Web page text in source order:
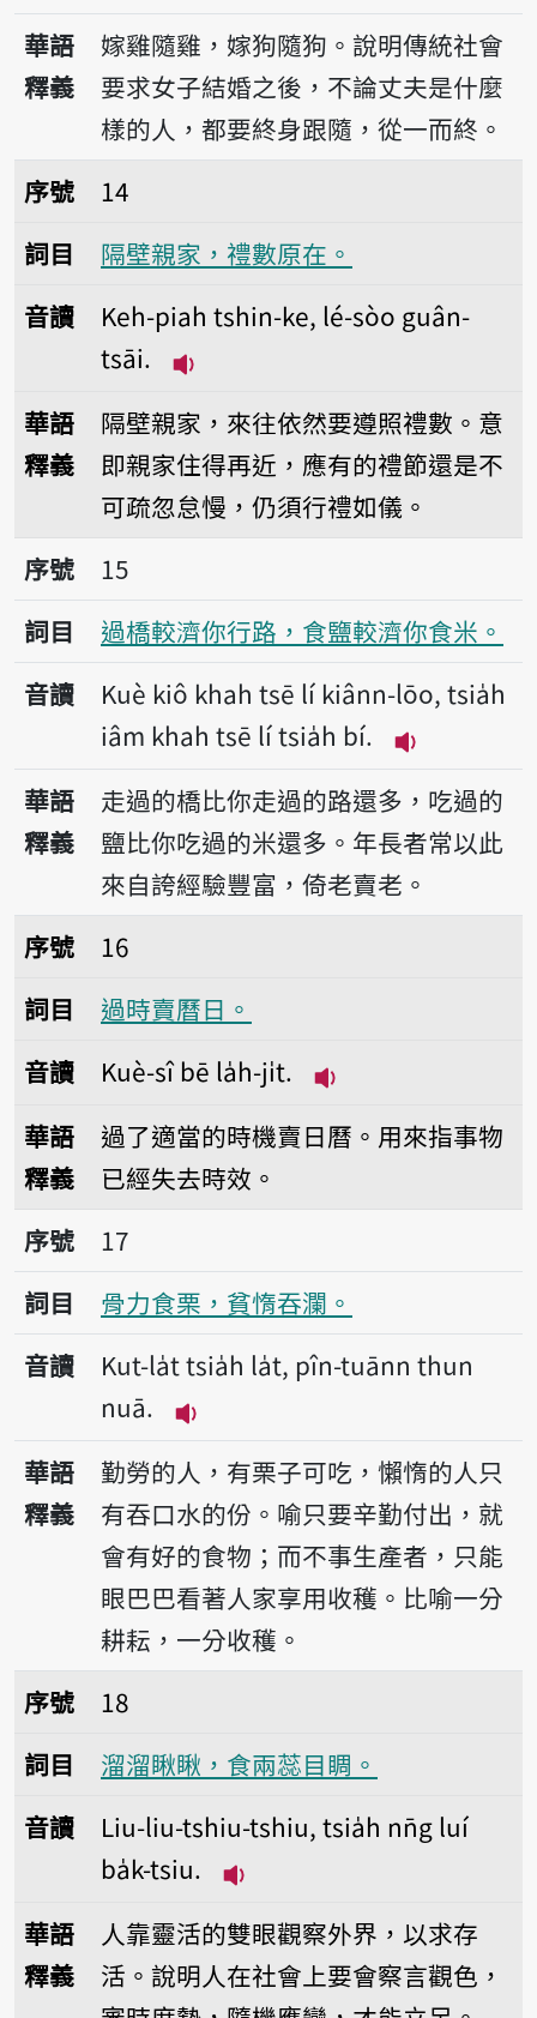
播放音讀Kè ke tuè ke pue, kè
華語
釋義
嫁雞隨雞，嫁狗隨狗。說明傳統社會
要求女子結婚之後，不論丈夫是什麼
樣的人，都要終身跟隨，從一而終。
序號14隔壁親家，禮數原在。
序號
14
詞目
隔壁親家，禮數原在。
音讀
Keh-piah tshin-ke, lé-sòo guân-
tsāi.
華語
釋義
隔壁親家，來往依然要遵照禮數。意
即親家住得再近，應有的禮節還是不
可疏忽怠慢，仍須行禮如儀。
序號15過橋較濟你行路，食鹽較濟你食米。
序號
15
詞目
過橋較濟你行路，食鹽較濟你食米。
音讀
Kuè kiô khah tsē lí kiânn-lōo, tsia̍h
iâm khah tsē lí tsia̍h bí.
播放音讀
華語
釋義
走過的橋比你走過的路還多，吃過的
鹽比你吃過的米還多。年長者常以此
來自誇經驗豐富，倚老賣老。
序號16過時賣曆日。
序號
16
詞目
過時賣曆日。
音讀
Kuè-sî bē la̍h-ji̍t.
華語
釋義
過了適當的時機賣日曆。用來指事物
已經失去時效。
序號17骨力食栗，貧惰吞瀾。
序號
17
詞目
骨力食栗，貧惰吞瀾。
音讀
Kut-la̍t tsia̍h la̍t, pîn-tuānn thun
nuā.
播放音讀Kut-la̍t tsia̍h la̍t, pîn-
華語
釋義
勤勞的人，有栗子可吃，懶惰的人只
有吞口水的份。喻只要辛勤付出，就
會有好的食物；而不事生產者，只能
眼巴巴看著人家享用收穫。比喻一分
耕耘，一分收穫。
序號18溜溜瞅瞅，食兩蕊目睭。
序號
18
詞目
溜溜瞅瞅，食兩蕊目睭。
音讀
Liu-liu-tshiu-tshiu, tsia̍h nn̄g luí
ba̍k-tsiu.
華語
釋義
人靠靈活的雙眼觀察外界，以求存
活。說明人在社會上要會察言觀色，